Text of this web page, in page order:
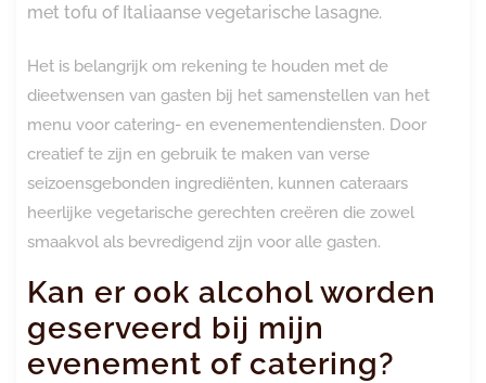
met tofu of Italiaanse vegetarische lasagne.
Het is belangrijk om rekening te houden met de
dieetwensen van gasten bij het samenstellen van het
menu voor catering- en evenementendiensten. Door
creatief te zijn en gebruik te maken van verse
seizoensgebonden ingrediënten, kunnen cateraars
heerlijke vegetarische gerechten creëren die zowel
smaakvol als bevredigend zijn voor alle gasten.
Kan er ook alcohol worden
geserveerd bij mijn
evenement of catering?